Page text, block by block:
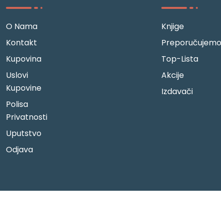
O Nama
Kontakt
Kupovina
Uslovi
Kupovine
Polisa
Privatnosti
Uputstvo
Odjava
Knjige
Preporučujemo
Top-Lista
Akcije
Izdavači